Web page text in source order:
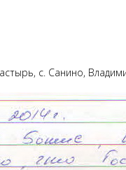
с. Санино,